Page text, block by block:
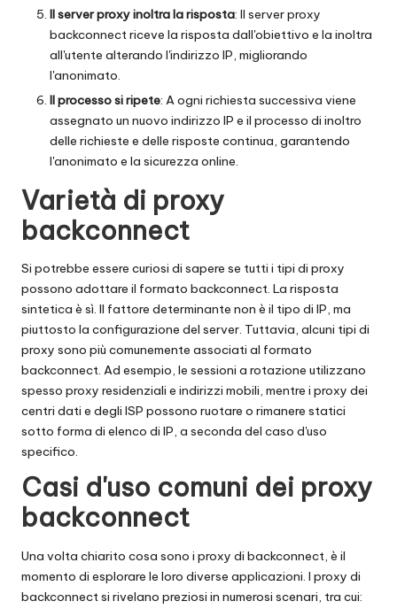
Il server proxy inoltra la risposta: Il server proxy
backconnect riceve la risposta dall'obiettivo e la inoltra
all'utente alterando l'indirizzo IP, migliorando
l'anonimato.
Il processo si ripete: A ogni richiesta successiva viene
assegnato un nuovo indirizzo IP e il processo di inoltro
delle richieste e delle risposte continua, garantendo
l'anonimato e la sicurezza online.
Varietà di proxy
backconnect
Si potrebbe essere curiosi di sapere se tutti i tipi di proxy
possono adottare il formato backconnect. La risposta
sintetica è sì. Il fattore determinante non è il tipo di IP, ma
piuttosto la configurazione del server. Tuttavia, alcuni tipi di
proxy sono più comunemente associati al formato
backconnect. Ad esempio, le sessioni a rotazione utilizzano
spesso proxy residenziali e indirizzi mobili, mentre i proxy dei
centri dati e degli ISP possono ruotare o rimanere statici
sotto forma di elenco di IP, a seconda del caso d'uso
specifico.
Casi d'uso comuni dei proxy
backconnect
Una volta chiarito cosa sono i proxy di backconnect, è il
momento di esplorare le loro diverse applicazioni. I proxy di
backconnect si rivelano preziosi in numerosi scenari, tra cui: